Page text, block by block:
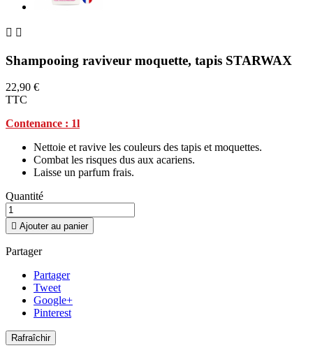
 
Shampooing raviveur moquette, tapis STARWAX
22,90 €
TTC
Contenance : 1l
Nettoie et ravive les couleurs des tapis et moquettes.
Combat les risques dus aux acariens.
Laisse un parfum frais.
Quantité
 Ajouter au panier
Partager
Partager
Tweet
Google+
Pinterest